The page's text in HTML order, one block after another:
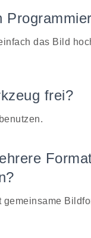
das Bild
frei?
gemeinsame